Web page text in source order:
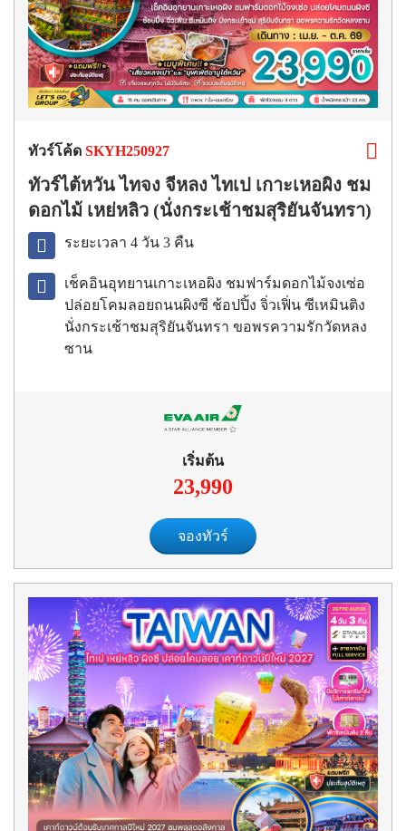
ทัวร์โค้ด SKYH250927
ทัวร์ไต้หวัน ไทจง จีหลง ไทเป เกาะเหอผิง ชม
ดอกไม้ เหย่หลิว (นั่งกระเช้าชมสุริยันจันทรา)
ระยะเวลา 4 วัน 3 คืน
เช็คอินอุทยานเกาะเหอผิง ชมฟาร์มดอกไม้จงเซ่อ
ปล่อยโคมลอยถนนผิงซี ช้อปปิ้ง จิ่วเฟิ่น ซีเหมินติง
นั่งกระเช้าชมสุริยันจันทรา ขอพรความรักวัดหลง
ซาน
เริ่มต้น
23,990
จองทัวร์